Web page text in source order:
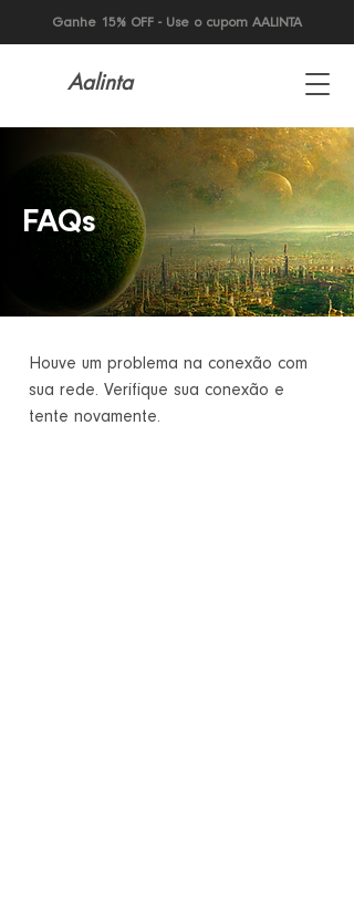
Ganhe 15% OFF - Use o cupom AALINTA
Aalinta
FAQs
Houve um problema na conexão com
sua rede. Verifique sua conexão e
tente novamente.